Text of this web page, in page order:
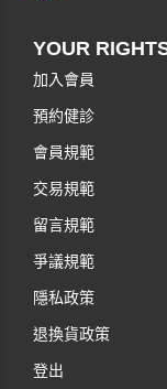
YOUR
加入會員
預約健診
會員規範
交易規範
留言規範
爭議規範
隱私政策
退換貨政策
登出